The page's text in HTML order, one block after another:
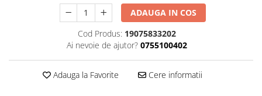
ADAUGA IN COS
Cod Produs: 19075833202
Ai nevoie de ajutor? 0755100402
Adauga la Favorite Cere informatii